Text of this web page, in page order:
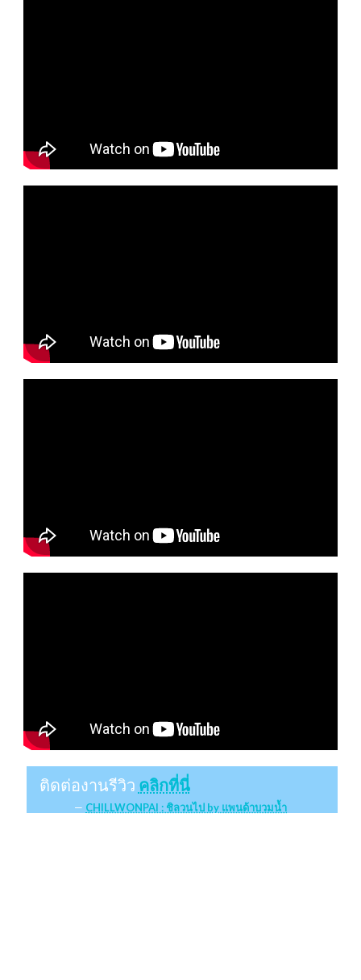
ติดต่องานรีวิว คลิกที่นี่
CHILLWONPAI : ชิลวนไป by แพนด้าบวมน้ำ